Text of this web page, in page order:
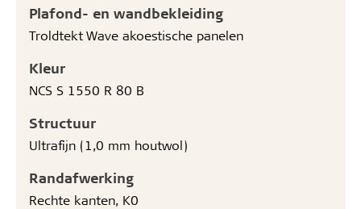
Plafond- en wandbekleiding
Troldtekt Wave akoestische panelen
Kleur
NCS S 1550 R 80 B
Structuur
Ultrafijn (1,0 mm houtwol)
Randafwerking
Rechte kanten, K0